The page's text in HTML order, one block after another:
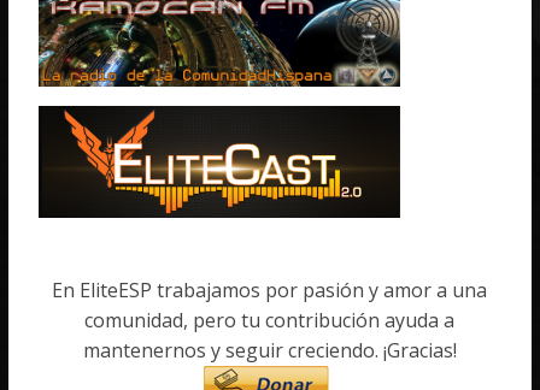
En EliteESP trabajamos por pasión y amor a una
comunidad, pero tu contribución ayuda a
mantenernos y seguir creciendo. ¡Gracias!